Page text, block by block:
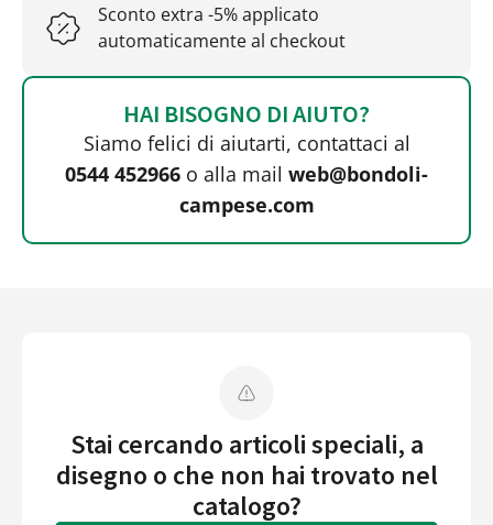
Sconto extra -5% applicato
automaticamente al checkout
HAI BISOGNO DI AIUTO?
Siamo felici di aiutarti, contattaci al
0544 452966 o alla mail web@bondoli-
campese.com
Stai cercando articoli speciali, a
disegno o che non hai trovato nel
catalogo?